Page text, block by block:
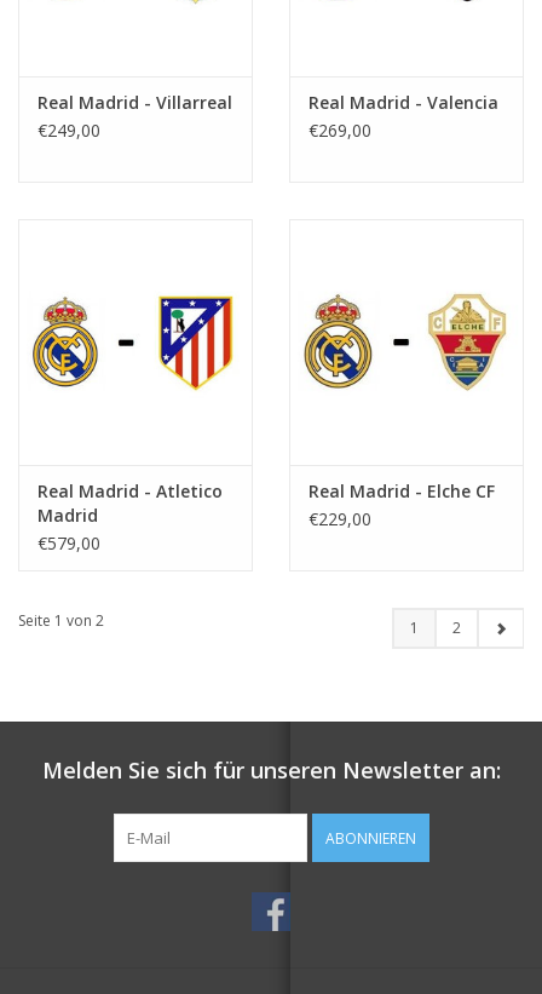
Real Madrid - Villarreal
€249,00
Real Madrid - Valencia
€269,00
Real Madrid - Atletico
Madrid
€579,00
Real Madrid - Elche CF
€229,00
Seite 1 von 2 1 2
Melden Sie sich für unseren Newsletter an:
ABONNIEREN